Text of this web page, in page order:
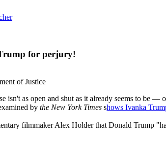
for perjury!
of Justice
isn't as open and shut as it already seems to be
by the New York Times shows Ivanka
filmmaker Alex Holder that Donald Trump